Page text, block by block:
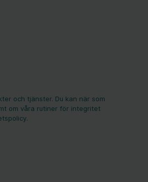
och tjänster. Du kan när som
om våra rutiner för integritet